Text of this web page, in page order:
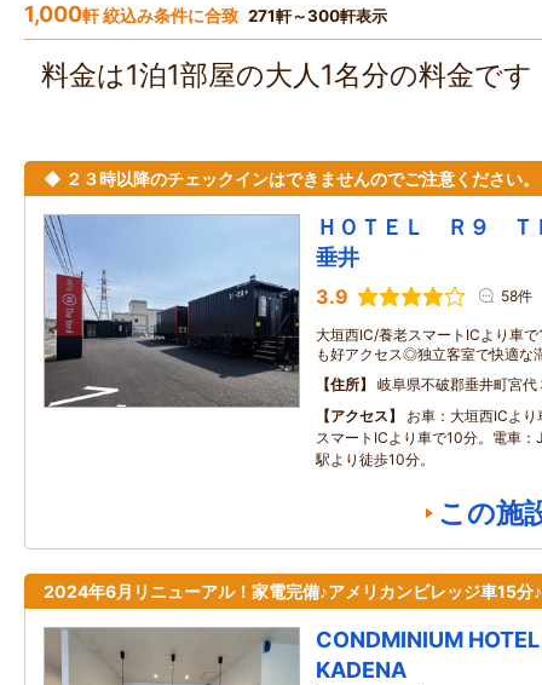
1,000軒 絞込み条件に合致 271軒～300軒表示
料金は1泊1部屋の大人1名分の料金で
◆ ２３時以降のチェックインはできませんのでご注意ください。
ＨＯＴＥＬ Ｒ９
垂井
3.9 58件
大垣西IC/養老スマートICより車
も好アクセス◎独立客室で快適な
住所
岐阜県不破郡垂井町宮代
アクセス
お車：大垣西ICよ
スマートICより車で10分。電車：
駅より徒歩10分。
この施
2024年6月リニューアル！家電完備♪アメリカンビレッジ車15分♪
CONDMINIUM
KADENA